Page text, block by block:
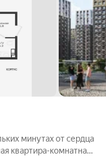
минутах от сердца
квартира-комнатная